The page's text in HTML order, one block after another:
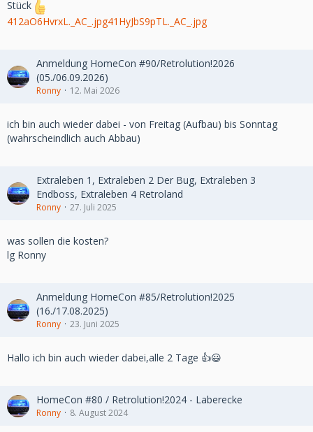
Stück
412aO6HvrxL._AC_.jpg41HyJbS9pTL._AC_.jpg
Anmeldung HomeCon #90/Retrolution!2026
(05./06.09.2026)
Ronny 12. Mai 2026
ich bin auch wieder dabei - von Freitag (Aufbau) bis Sonntag
(wahrscheindlich auch Abbau)
Extraleben 1, Extraleben 2 Der Bug, Extraleben 3
Endboss, Extraleben 4 Retroland
Ronny 27. Juli 2025
was sollen die kosten?
lg Ronny
Anmeldung HomeCon #85/Retrolution!2025
(16./17.08.2025)
Ronny 23. Juni 2025
Hallo ich bin auch wieder dabei,alle 2 Tage 👍😃
HomeCon #80 / Retrolution!2024 - Laberecke
Ronny 8. August 2024